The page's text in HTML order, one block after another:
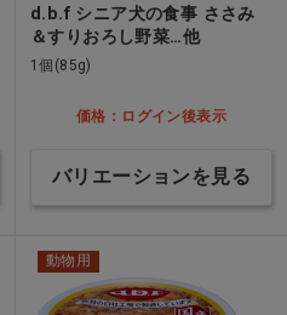
d.b.f シニア犬の食事 ささみ
＆すりおろし野菜…他
1個(85g)
価格：ログイン後表示
バリエーションを見る
動物用